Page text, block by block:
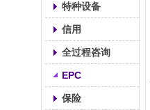
特种设备
信用
全过程咨询
EPC
保险